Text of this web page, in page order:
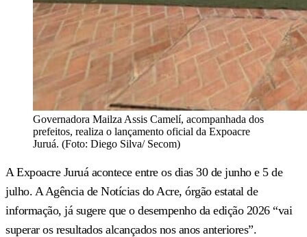
Governadora Mailza Assis Camelí, acompanhada dos
prefeitos, realiza o lançamento oficial da Expoacre
Juruá. (Foto: Diego Silva/ Secom)
A Expoacre Juruá acontece entre os dias 30 de junho e 5 de
julho. A Agência de Notícias do Acre, órgão estatal de
informação, já sugere que o desempenho da edição 2026 “vai
superar os resultados alcançados nos anos anteriores”.